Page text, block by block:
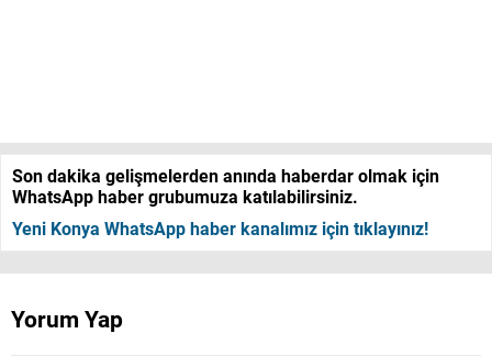
Son dakika gelişmelerden anında haberdar olmak için
WhatsApp haber grubumuza katılabilirsiniz.
Yeni Konya WhatsApp haber kanalımız için tıklayınız!
Yorum Yap